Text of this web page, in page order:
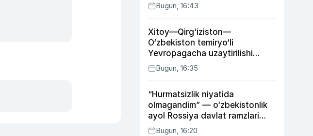
Bugun, 16:43
Xitoy—Qirg‘iziston—
O‘zbekiston temiryo‘li
Yevropagacha uzaytirilishi
mumkin
Bugun, 16:35
“Hurmatsizlik niyatida
olmagandim” — o‘zbekistonlik
ayol Rossiya davlat ramzlari
tushirilgan poyandoz haqida
Bugun, 16:20